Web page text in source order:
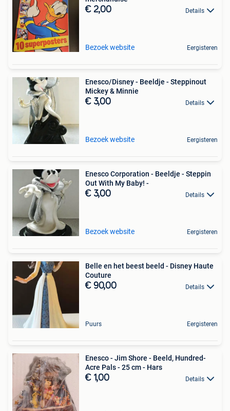
€ 2,00 Details
Bezoek website Eergisteren
Enesco/Disney - Beeldje - Steppinout
Mickey & Minnie
€ 3,00 Details
Bezoek website Eergisteren
Enesco Corporation - Beeldje - Steppin
Out With My Baby! -
€ 3,00 Details
Bezoek website Eergisteren
Belle en het beest beeld - Disney Haute
Couture
€ 90,00 Details
Puurs Eergisteren
Enesco - Jim Shore - Beeld, Hundred-
Acre Pals - 25 cm - Hars
€ 1,00 Details